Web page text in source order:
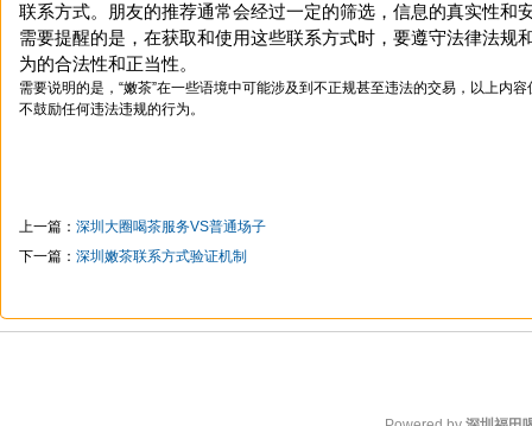
联系方式。朋友的推荐通常会经过一定的筛选，信息的真实性和
需要提醒的是，在获取和使用这些联系方式时，要遵守法律法规
为的合法性和正当性。
需要说明的是，“嫩茶”在一些语境中可能涉及到不正规甚至违法的交易，以上内
不鼓励任何违法违规的行为。
上一篇： 深圳大圈喝茶服务VS普通场子
下一篇： 深圳嫩茶联系方式验证机制